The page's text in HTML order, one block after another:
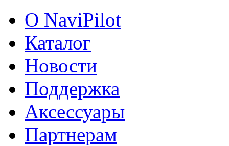
О NaviPilot
Каталог
Новости
Поддержка
Аксессуары
Партнерам